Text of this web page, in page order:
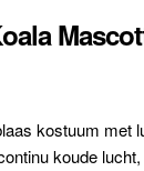
kostuum met
koude